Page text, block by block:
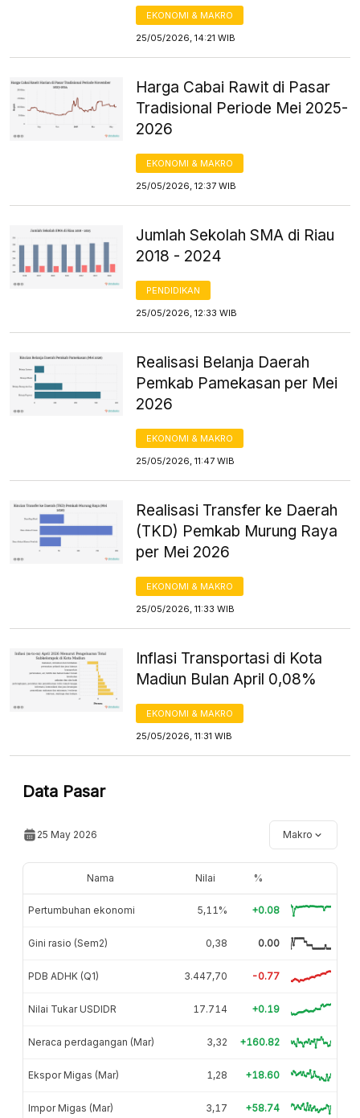
EKONOMI & MAKRO
25/05/2026, 14:21 WIB
Harga Cabai Rawit di Pasar
Tradisional Periode Mei 2025-
2026
EKONOMI & MAKRO
25/05/2026, 12:37 WIB
Jumlah Sekolah SMA di Riau
2018 - 2024
PENDIDIKAN
25/05/2026, 12:33 WIB
Realisasi Belanja Daerah
Pemkab Pamekasan per Mei
2026
EKONOMI & MAKRO
25/05/2026, 11:47 WIB
Realisasi Transfer ke Daerah
(TKD) Pemkab Murung Raya
per Mei 2026
EKONOMI & MAKRO
25/05/2026, 11:33 WIB
Inflasi Transportasi di Kota
Madiun Bulan April 0,08%
EKONOMI & MAKRO
25/05/2026, 11:31 WIB
Data Pasar
25 May 2026 Makro
Nama Nilai %
Pertumbuhan ekonomi 5,11% +0.08
Gini rasio (Sem2) 0,38 0.00
PDB ADHK (Q1) 3.447,70 -0.77
Nilai Tukar USDIDR 17.714 +0.19
Neraca perdagangan (Mar) 3,32 +160.82
Ekspor Migas (Mar) 1,28 +18.60
Impor Migas (Mar) 3,17 +58.74